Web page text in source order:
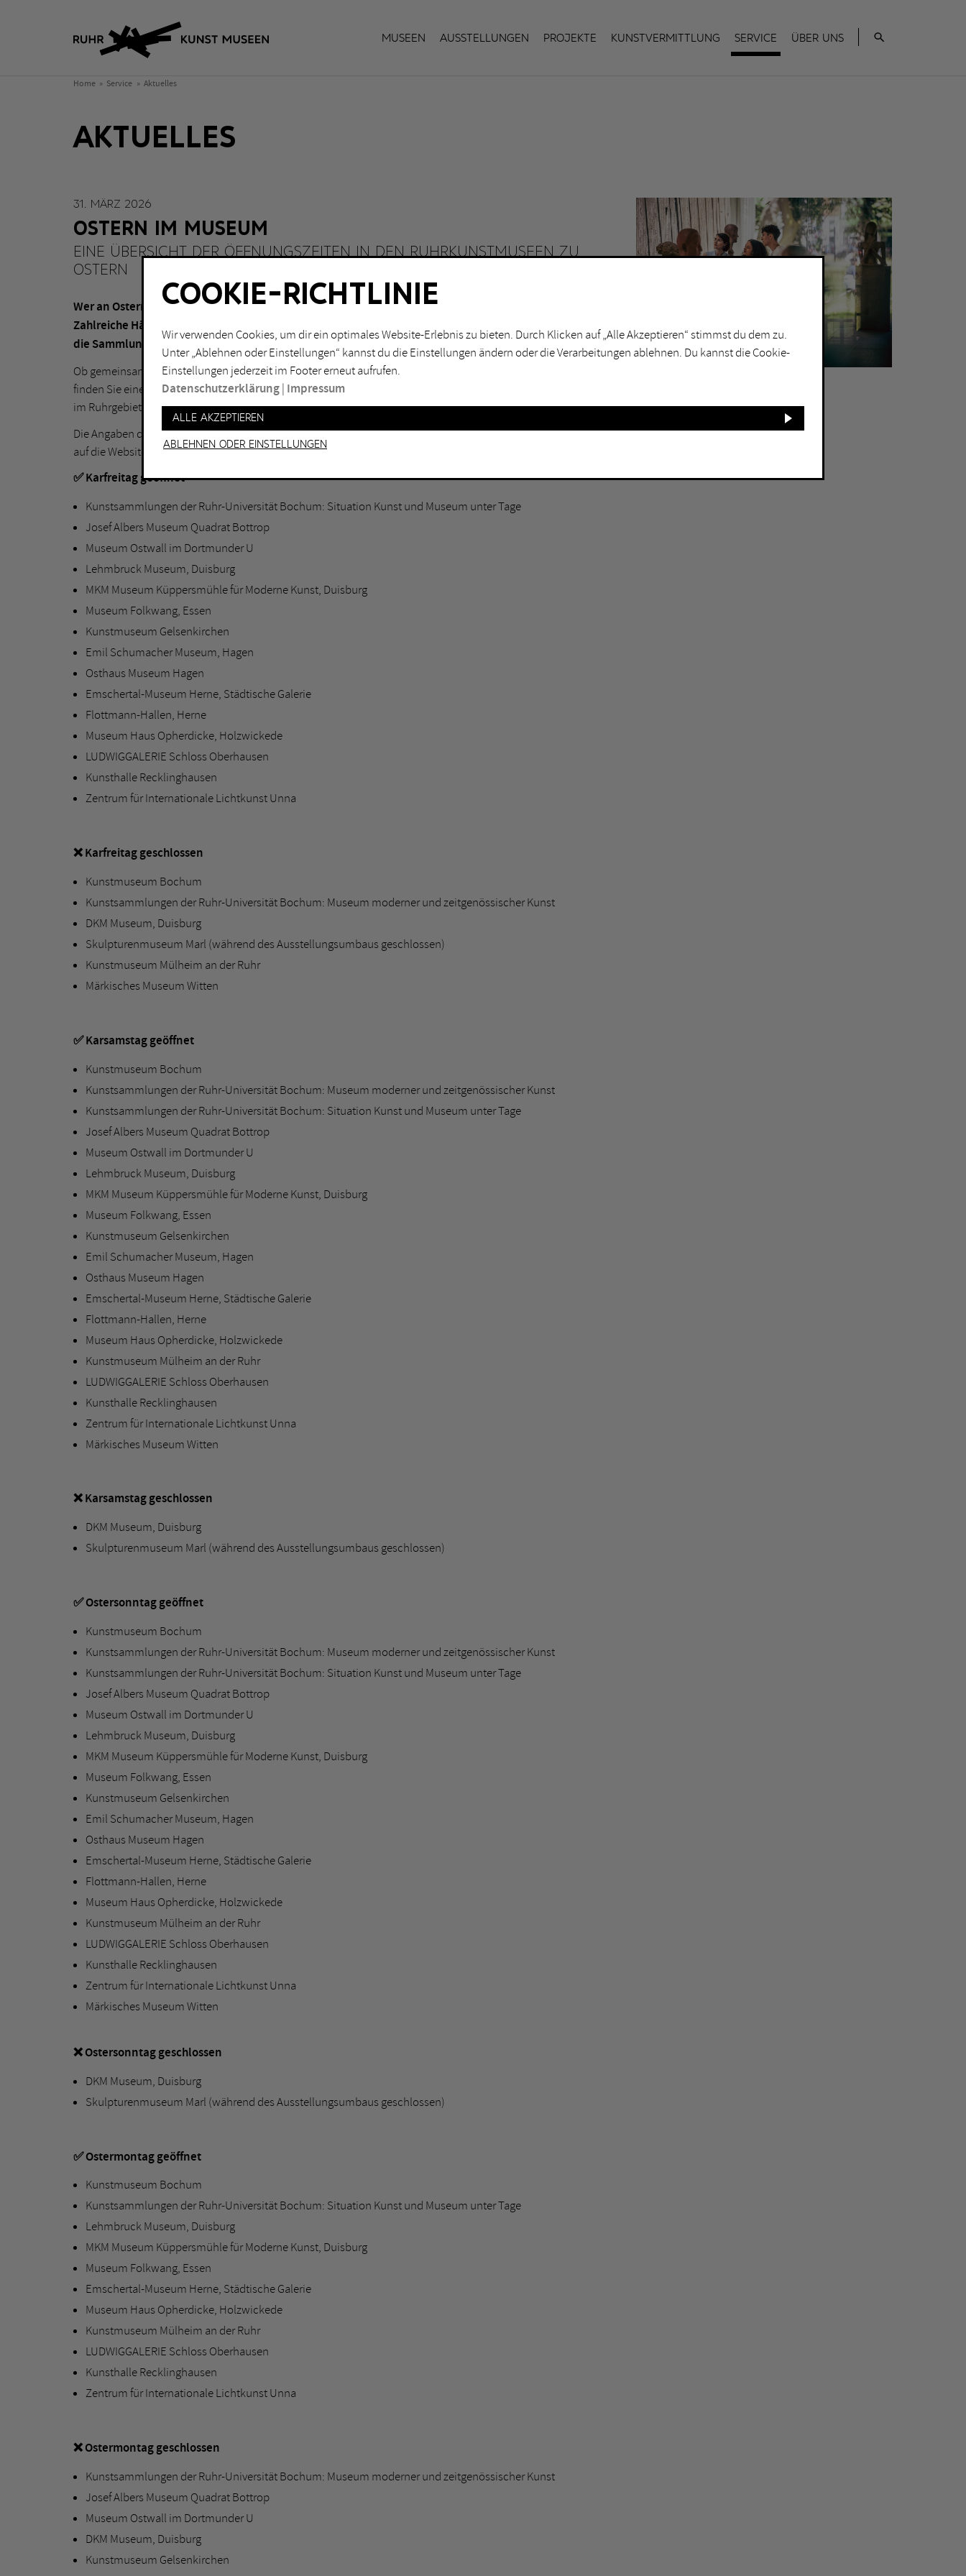
Museen Ausstellungen Projekte Kunstvermittlung Service Über uns
Home Service Aktuelles
AKTUELLES
31. MÄRZ 2026
OSTERN IM MUSEUM
EINE ÜBERSICHT DER ÖFFNUNGSZEITEN IN DEN RUHRKUNSTMUSEEN ZU
OSTERN
Wer an Ostern im Ruhrgebiet unterwegs ist und ein Museum besuchen möchte, hat viele Möglichkeiten.
Zahlreiche Häuser der RuhrKunstMuseen öffnen auch am Osterwochenende ihre Türen und laden ein,
die Sammlungen und Sonderausstellungen zu entdecken.
Ob gemeinsamer Ausflug, inspirierende Pause vom Feiertagstrubel oder spontaner Museumsbesuch: hier
finden Sie eine Übersicht der Museen, die an den Ostertagen geöffnet haben. Planen Sie Ihren Museumsbesuch
im Ruhrgebiet zu Ostern und entdecken Sie inspirierende Ausstellungen und besondere Orte der Kunst.
Die Angaben dienen zur Orientierung. Für aktuelle Informationen empfehlen wir, vor Ihrem Besuch einen Blick
auf die Website des jeweiligen Museums zu werfen.
✅ Karfreitag geöffnet
Kunstsammlungen der Ruhr-Universität Bochum: Situation Kunst und Museum unter Tage
Josef Albers Museum Quadrat Bottrop
Museum Ostwall im Dortmunder U
Lehmbruck Museum, Duisburg
MKM Museum Küppersmühle für Moderne Kunst, Duisburg
Museum Folkwang, Essen
Kunstmuseum Gelsenkirchen
Emil Schumacher Museum, Hagen
Osthaus Museum Hagen
Emschertal-Museum Herne, Städtische Galerie
Flottmann-Hallen, Herne
Museum Haus Opherdicke, Holzwickede
LUDWIGGALERIE Schloss Oberhausen
Kunsthalle Recklinghausen
Zentrum für Internationale Lichtkunst Unna
❌ Karfreitag geschlossen
Kunstmuseum Bochum
Kunstsammlungen der Ruhr-Universität Bochum: Museum moderner und zeitgenössischer Kunst
DKM Museum, Duisburg
Skulpturenmuseum Marl (während des Ausstellungsumbaus geschlossen)
Kunstmuseum Mülheim an der Ruhr
Märkisches Museum Witten
✅ Karsamstag geöffnet
Kunstmuseum Bochum
Kunstsammlungen der Ruhr-Universität Bochum: Museum moderner und zeitgenössischer Kunst
Kunstsammlungen der Ruhr-Universität Bochum: Situation Kunst und Museum unter Tage
Josef Albers Museum Quadrat Bottrop
Museum Ostwall im Dortmunder U
Lehmbruck Museum, Duisburg
MKM Museum Küppersmühle für Moderne Kunst, Duisburg
Museum Folkwang, Essen
Kunstmuseum Gelsenkirchen
Emil Schumacher Museum, Hagen
Osthaus Museum Hagen
Emschertal-Museum Herne, Städtische Galerie
Flottmann-Hallen, Herne
Museum Haus Opherdicke, Holzwickede
Kunstmuseum Mülheim an der Ruhr
LUDWIGGALERIE Schloss Oberhausen
Kunsthalle Recklinghausen
Zentrum für Internationale Lichtkunst Unna
Märkisches Museum Witten
❌ Karsamstag geschlossen
DKM Museum, Duisburg
Skulpturenmuseum Marl (während des Ausstellungsumbaus geschlossen)
✅ Ostersonntag geöffnet
Kunstmuseum Bochum
Kunstsammlungen der Ruhr-Universität Bochum: Museum moderner und zeitgenössischer Kunst
Kunstsammlungen der Ruhr-Universität Bochum: Situation Kunst und Museum unter Tage
Josef Albers Museum Quadrat Bottrop
Museum Ostwall im Dortmunder U
Lehmbruck Museum, Duisburg
MKM Museum Küppersmühle für Moderne Kunst, Duisburg
Museum Folkwang, Essen
Kunstmuseum Gelsenkirchen
Emil Schumacher Museum, Hagen
Osthaus Museum Hagen
Emschertal-Museum Herne, Städtische Galerie
Flottmann-Hallen, Herne
Museum Haus Opherdicke, Holzwickede
Kunstmuseum Mülheim an der Ruhr
LUDWIGGALERIE Schloss Oberhausen
Kunsthalle Recklinghausen
Zentrum für Internationale Lichtkunst Unna
Märkisches Museum Witten
❌ Ostersonntag geschlossen
DKM Museum, Duisburg
Skulpturenmuseum Marl (während des Ausstellungsumbaus geschlossen)
✅ Ostermontag geöffnet
Kunstmuseum Bochum
Kunstsammlungen der Ruhr-Universität Bochum: Situation Kunst und Museum unter Tage
Lehmbruck Museum, Duisburg
MKM Museum Küppersmühle für Moderne Kunst, Duisburg
Museum Folkwang, Essen
Emschertal-Museum Herne, Städtische Galerie
Museum Haus Opherdicke, Holzwickede
Kunstmuseum Mülheim an der Ruhr
LUDWIGGALERIE Schloss Oberhausen
Kunsthalle Recklinghausen
Zentrum für Internationale Lichtkunst Unna
❌ Ostermontag geschlossen
Kunstsammlungen der Ruhr-Universität Bochum: Museum moderner und zeitgenössischer Kunst
Josef Albers Museum Quadrat Bottrop
Museum Ostwall im Dortmunder U
DKM Museum, Duisburg
Kunstmuseum Gelsenkirchen
COOKIE-RICHTLINIE
Wir verwenden Cookies, um dir ein optimales Website-Erlebnis zu bieten. Durch Klicken auf „Alle Akzeptieren“ stimmst du dem zu.
Unter „Ablehnen oder Einstellungen“ kannst du die Einstellungen ändern oder die Verarbeitungen ablehnen. Du kannst die Cookie-
Einstellungen jederzeit im Footer erneut aufrufen.
Datenschutzerklärung| Impressum
Alle akzeptieren
Ablehnen oder Einstellungen